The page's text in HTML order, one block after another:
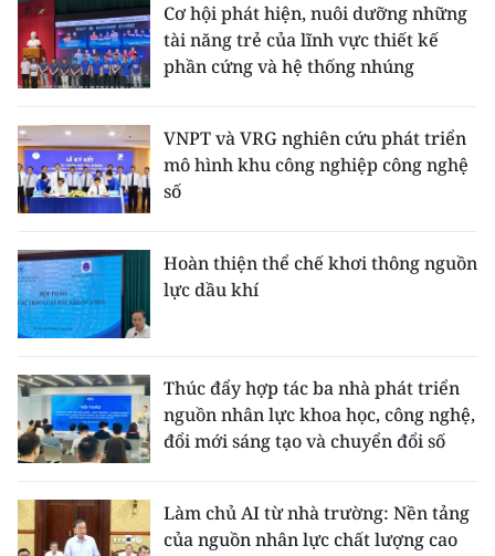
Cơ hội phát hiện, nuôi dưỡng những
tài năng trẻ của lĩnh vực thiết kế
phần cứng và hệ thống nhúng
VNPT và VRG nghiên cứu phát triển
mô hình khu công nghiệp công nghệ
số
Hoàn thiện thể chế khơi thông nguồn
lực dầu khí
Thúc đẩy hợp tác ba nhà phát triển
nguồn nhân lực khoa học, công nghệ,
đổi mới sáng tạo và chuyển đổi số
Làm chủ AI từ nhà trường: Nền tảng
của nguồn nhân lực chất lượng cao